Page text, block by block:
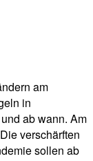
am
in
ab wann. Am
verschärften
sollen ab